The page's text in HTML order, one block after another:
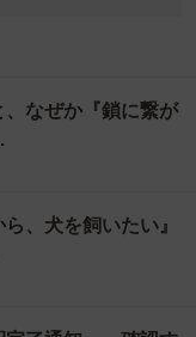
なぜか『鎖に繋が
、犬を飼いたい』